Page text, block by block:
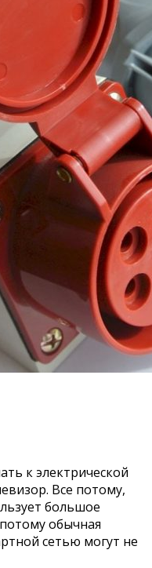
к электрической
Все потому,
большое
обычная
сетью могут не